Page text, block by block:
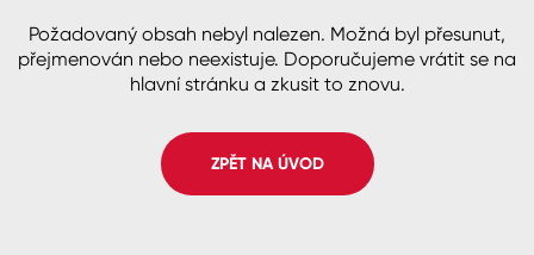
B2B +420 800 145 555Po – Pá: 8:00–15:00
Česko
Slovensko Polsko Worldwide
Stěny
Fasády
Spreje
Požadovaný obsah nebyl nalezen. Možná byl přesunut,
přejmenován nebo neexistuje. Doporučujeme vrátit se na
hlavní stránku a zkusit to znovu.
ZPĚT NA ÚVOD